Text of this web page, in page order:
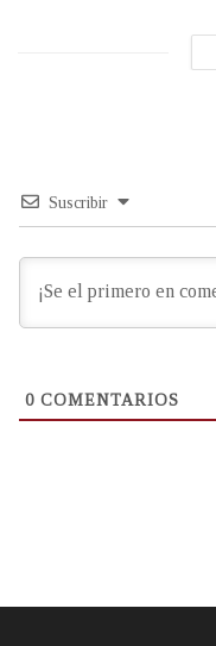
Suscribir
0 COMENTARIOS